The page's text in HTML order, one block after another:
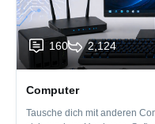
160 2,124
Computer
Tausche dich mit anderen